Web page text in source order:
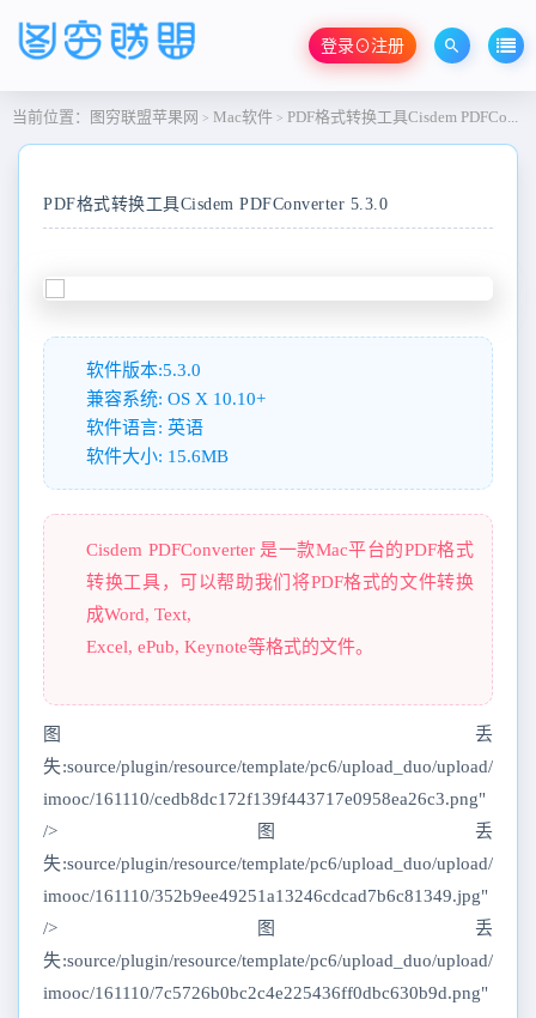
登录⊙注册
当前位置： 图穷联盟苹果网 > Mac软件 > PDF格式转换工具Cisdem PDFConverter 5.3.0
PDF格式转换工具Cisdem PDFConverter 5.3.0
软件版本:5.3.0
兼容系统: OS X 10.10+
软件语言: 英语
软件大小: 15.6MB
Cisdem PDFConverter 是一款Mac平台的PDF格式
转换工具，可以帮助我们将PDF格式的文件转换
成Word, Text,
Excel, ePub, Keynote等格式的文件。
图丢
失:source/plugin/resource/template/pc6/upload_duo/upload/
imooc/161110/cedb8dc172f139f443717e0958ea26c3.png"
/>图丢
失:source/plugin/resource/template/pc6/upload_duo/upload/
imooc/161110/352b9ee49251a13246cdcad7b6c81349.jpg"
/>图丢
失:source/plugin/resource/template/pc6/upload_duo/upload/
imooc/161110/7c5726b0bc2c4e225436ff0dbc630b9d.png"